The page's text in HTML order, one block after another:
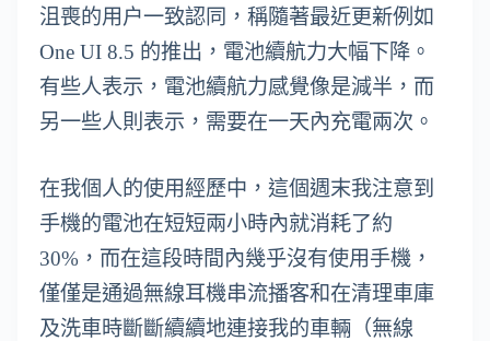
沮喪的用户一致認同，稱隨著最近更新例如
One UI 8.5 的推出，電池續航力大幅下降。
有些人表示，電池續航力感覺像是減半，而
另一些人則表示，需要在一天內充電兩次。
在我個人的使用經歷中，這個週末我注意到
手機的電池在短短兩小時內就消耗了約
30%，而在這段時間內幾乎沒有使用手機，
僅僅是通過無線耳機串流播客和在清理車庫
及洗車時斷斷續續地連接我的車輛（無線